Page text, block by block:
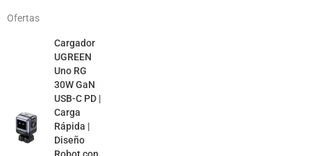
Ofertas
Cargador
UGREEN
Uno RG
30W GaN
USB-C PD |
Carga
Rápida |
Diseño
precio